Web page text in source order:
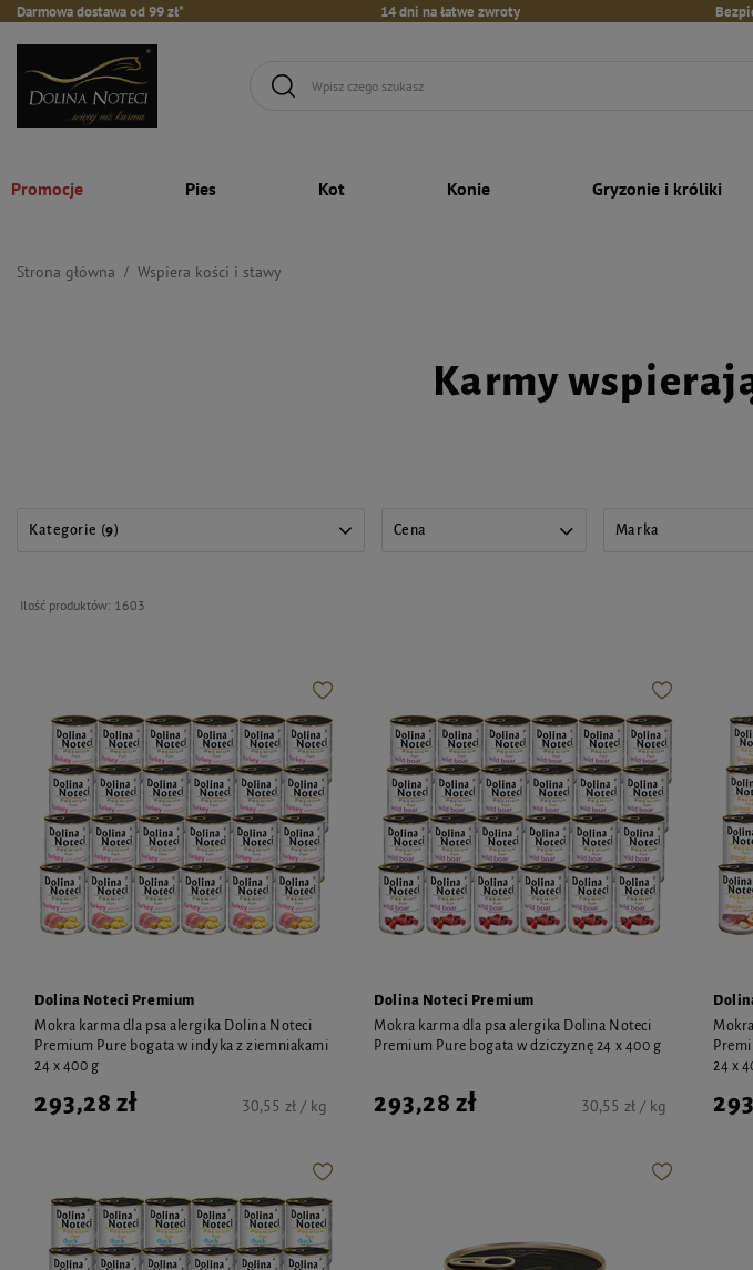
Darmowa dostawa od 99 zł* 14 dni na łatwe zwroty
Promocje Pies Kot Konie Gryzonie i króliki
Strona główna Wspiera kości i stawy
Karmy
Kategorie (9) Cena Marka
Ilość produktów: 1603
Dolina Noteci Premium
Mokra karma dla psa alergika Dolina Noteci
Premium Pure bogata w indyka z ziemniakami
24 x 400 g
293,28 zł 30,55 zł / kg
Dolina Noteci Premium
Mokra karma dla psa alergika Dolina Noteci
Premium Pure bogata w dziczyznę 24 x 400 g
293,28 zł 30,55 zł / kg
24 x